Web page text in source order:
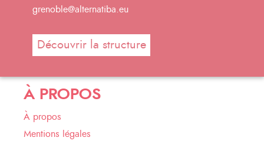
grenoble@alternatiba.eu
Découvrir la structure
À PROPOS
À propos
Mentions légales